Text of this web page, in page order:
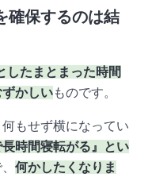
確保するのは結
したまとまった時間
かしいものです。
もせず横になってい
長時間寝転がる』とい
何かしたくなりま